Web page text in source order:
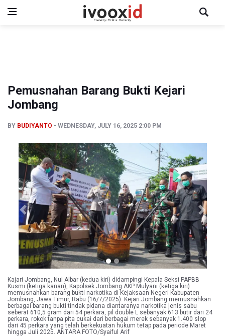
Pemusnahan Barang Bukti Kejari
Jombang
BY BUDIYANTO WEDNESDAY, JULY 16, 2025 2:00 PM
Previous Next
Kajari Jombang, Nul Albar (kedua kiri) didampingi Kepala Seksi PAPBB
Kusmi (ketiga kanan), Kapolsek Jombang AKP Mulyani (ketiga kiri)
memusnahkan barang bukti narkotika di Kejaksaan Negeri Kabupaten
Jombang, Jawa Timur, Rabu (16/7/2025). Kejari Jombang memusnahkan
berbagai barang bukti tindak pidana diantaranya narkotika jenis sabu
seberat 610,5 gram dari 54 perkara, pil double L sebanyak 613 butir dari 24
perkara, rokok tanpa pita cukai dari berbagai merek sebanyak 1.400 slop
dari 45 perkara yang telah berkekuatan hukum tetap pada periode Maret
hingga Juli 2025. ANTARA FOTO/Syaiful Arif